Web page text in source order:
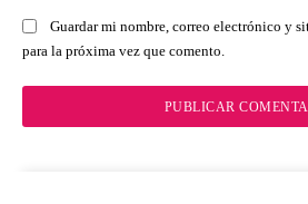
Guardar mi nombre, correo electrónico y
para la próxima vez que comento.